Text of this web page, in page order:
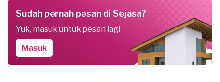
Sudah pernah pesan di Sejasa?
Yuk, masuk untuk pesan lagi
Masuk